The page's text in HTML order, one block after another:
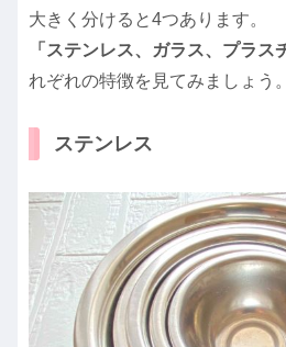
大きく分けると4つあります。
「ステンレス、ガラス、プラス
れぞれの特徴を見てみましょう。
ステンレス